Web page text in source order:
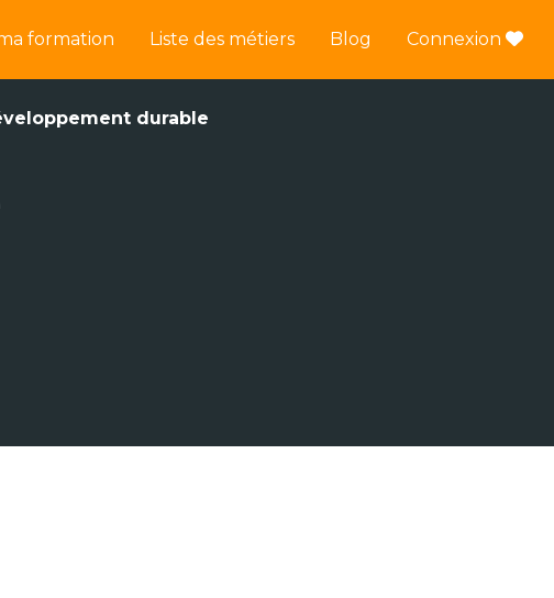
formation Liste des métiers Blog Connexion
durable